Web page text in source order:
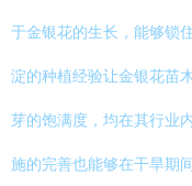
于金银花的生长，能够锁
淀的种植经验让金银花苗
芽的饱满度，均在其行业
施的完善也能够在干旱期